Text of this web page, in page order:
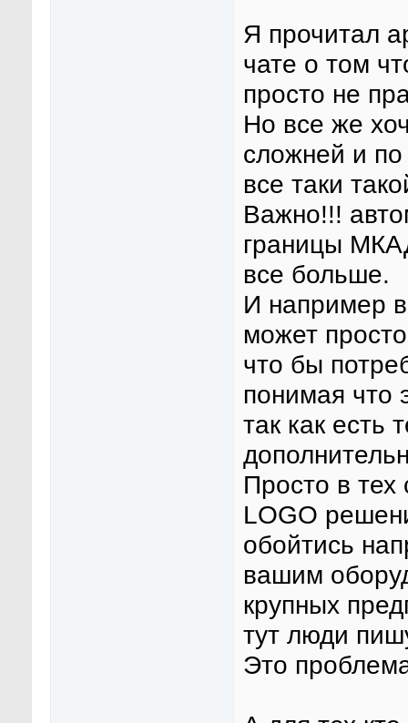
Я прочитал
чате о том
просто не
Но все же
сложней и по
все таки
Важно!!!
границы
все больше.
И например в
может
что бы
понимая что
так как есть
Просто в тех
LOGO
обойтись
вашим
крупных
тут люди
Это